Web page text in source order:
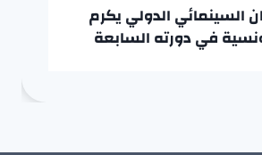
السينمائي الدولي يكرم
في دورته السابعة